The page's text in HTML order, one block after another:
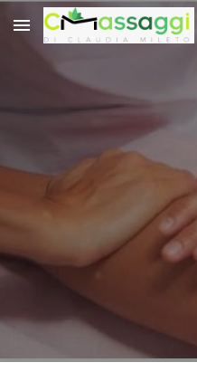
Skip to main content